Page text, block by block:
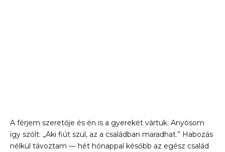
A férjem szeretője és én is a gyerekét vártuk. Anyósom
így szólt: „Aki fiút szül, az a családban maradhat.” Habozás
nélkül távoztam — hét hónappal később az egész család